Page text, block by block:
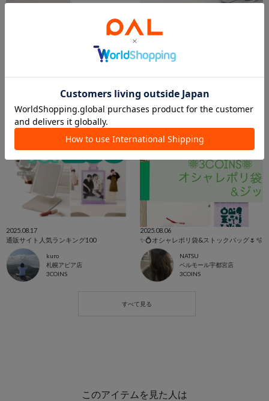
3COINS今週の新商品
2025.08.17
通販サイト人気ランキング100
kuro
札幌アピア店
3COINS
2025.08.06
✨️💍オシャレポリ袋&ストックバッグ🌷🫧
NATSU
ベルモール宇都宮店
3COINS
このアイテムを見た人は